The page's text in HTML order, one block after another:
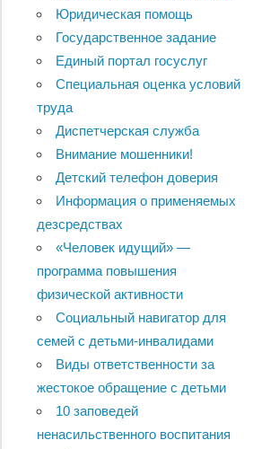
Юридическая помощь
Государственное задание
Единый портал госуслуг
Специальная оценка условий
труда
Диспетчерская служба
Внимание мошенники!
Детский телефон доверия
Информация о применяемых
дезсредствах
«Человек идущий» —
программа повышения
физической активности
Социальный навигатор для
семей с детьми-инвалидами
Виды ответственности за
жестокое обращение с детьми
10 заповедей
ненасильственного воспитания